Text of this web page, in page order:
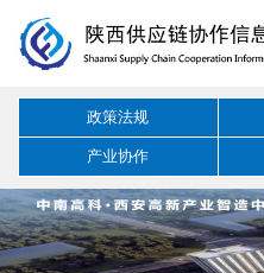
政策法规
产业协作